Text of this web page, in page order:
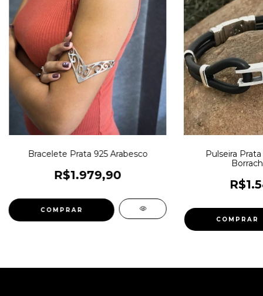
Bracelete Prata 925 Arabesco
R$1.979,90
Pulseira
COMPRAR